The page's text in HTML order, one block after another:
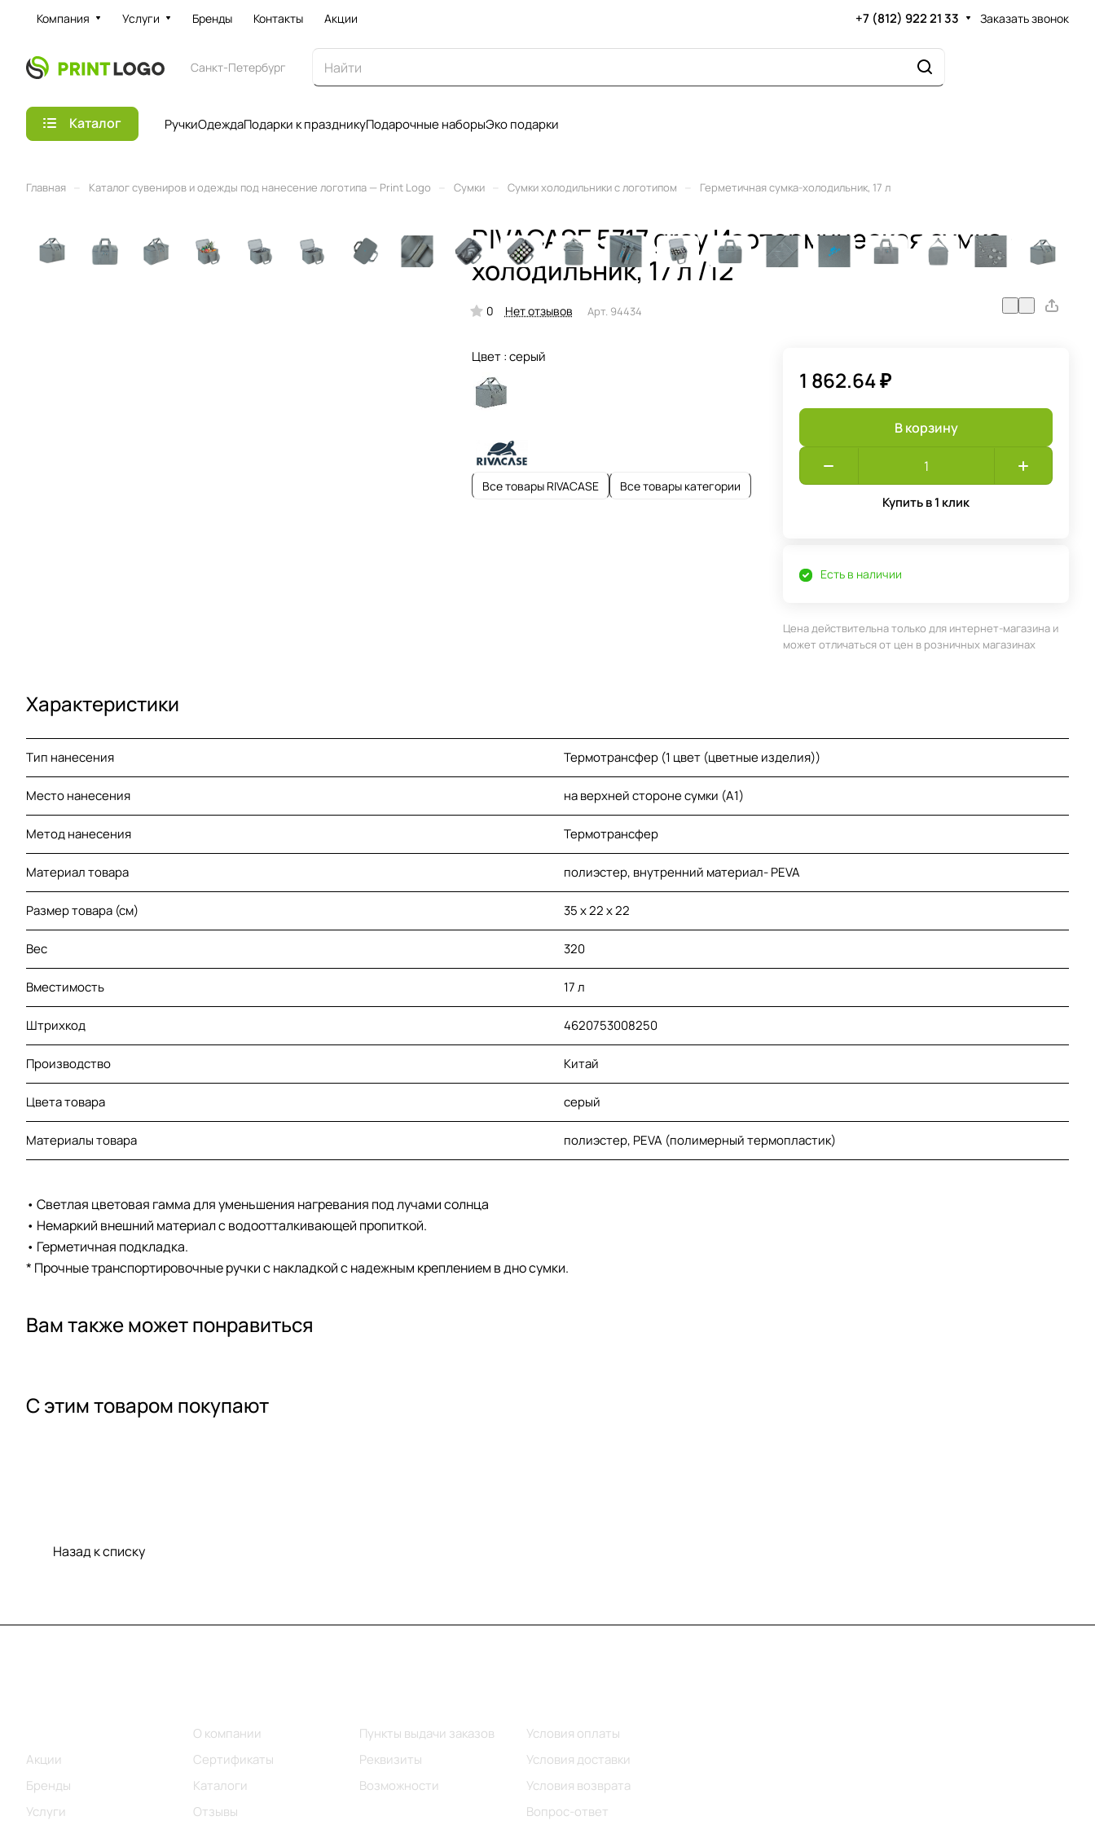
Компания Услуги Бренды Контакты Акции +7 (812) 922 21 33 Заказать звонок
Санкт-Петербург
Каталог РучкиОдеждаПодарки к праздникуПодарочные наборыЭко подарки
Главная Каталог сувениров и одежды под нанесение логотипа — Print Logo Сумки Сумки холодильники с логотипом Герметичная сумка-холодильник, 17 л
RIVACASE 5717 grey Изотермическая сумка-
холодильник, 17 л /12
0 Нет отзывов Арт. 94434
Цвет :серый
Все товары RIVACASE Все товары категории
1 862.64 ₽
В корзину
Купить в 1 клик
Есть в наличии
Цена действительна только для интернет-магазина и
может отличаться от цен в розничных магазинах
Характеристики
Тип нанесения Термотрансфер (1 цвет (цветные изделия))
Место нанесения на верхней стороне сумки (A1)
Метод нанесения Термотрансфер
Материал товара полиэстер, внутренний материал- PEVA
Размер товара (см) 35 х 22 х 22
Вес 320
Вместимость 17 л
Штрихкод 4620753008250
Производство Китай
Цвета товара серый
Материалы товара полиэстер, PEVA (полимерный термопластик)
• Светлая цветовая гамма для уменьшения нагревания под лучами солнца
• Немаркий внешний материал с водоотталкивающей пропиткой.
• Герметичная подкладка.
* Прочные транспортировочные ручки с накладкой с надежным креплением в дно сумки.
Вам также может понравиться
С этим товаром покупают
Назад к списку
Акции
Бренды
Услуги
О компании
Сертификаты
Каталоги
Отзывы
Пункты выдачи заказов
Реквизиты
Возможности
Условия оплаты
Условия доставки
Условия возврата
Вопрос-ответ